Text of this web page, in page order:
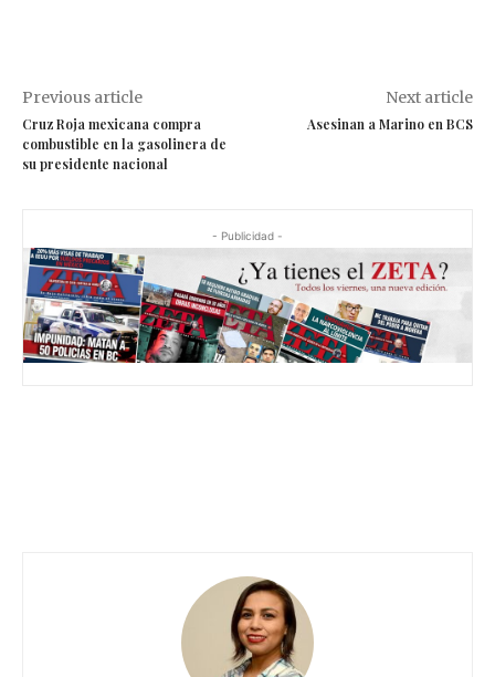
Previous article
Cruz Roja mexicana compra
combustible en la gasolinera de
su presidente nacional
Next article
Asesinan a Marino en BCS
- Publicidad -